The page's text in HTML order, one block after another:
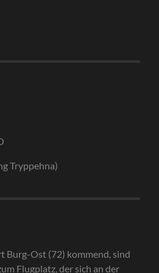
Tryppehna)
Burg-Ost (72) kommend, sind
Flugplatz, der sich an der